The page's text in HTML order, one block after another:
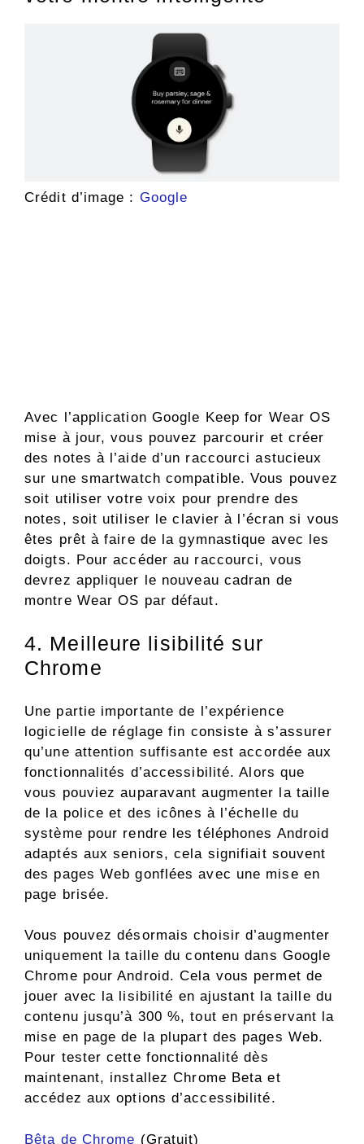
Crédit d’image : Google
Avec l’application Google Keep for Wear OS
mise à jour, vous pouvez parcourir et créer
des notes à l’aide d’un raccourci astucieux
sur une smartwatch compatible. Vous pouvez
soit utiliser votre voix pour prendre des
notes, soit utiliser le clavier à l’écran si vous
êtes prêt à faire de la gymnastique avec les
doigts. Pour accéder au raccourci, vous
devrez appliquer le nouveau cadran de
montre Wear OS par défaut.
4. Meilleure lisibilité sur
Chrome
Une partie importante de l’expérience
logicielle de réglage fin consiste à s’assurer
qu’une attention suffisante est accordée aux
fonctionnalités d’accessibilité. Alors que
vous pouviez auparavant augmenter la taille
de la police et des icônes à l’échelle du
système pour rendre les téléphones Android
adaptés aux seniors, cela signifiait souvent
des pages Web gonflées avec une mise en
page brisée.
Vous pouvez désormais choisir d’augmenter
uniquement la taille du contenu dans Google
Chrome pour Android. Cela vous permet de
jouer avec la lisibilité en ajustant la taille du
contenu jusqu’à 300 %, tout en préservant la
mise en page de la plupart des pages Web.
Pour tester cette fonctionnalité dès
maintenant, installez Chrome Beta et
accédez aux options d’accessibilité.
Bêta de Chrome (Gratuit)